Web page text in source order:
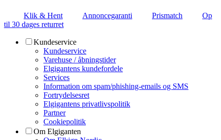
Klik & Hent Annoncegaranti Prismatch
Op
til 30 dages returret
Kundeservice
Kundeservice
Varehuse / åbningstider
Elgigantens kundefordele
Services
Information om spam/phishing-emails og SMS
Fortrydelsesret
Elgigantens privatlivspolitik
Partner
Cookiepolitik
Om Elgiganten